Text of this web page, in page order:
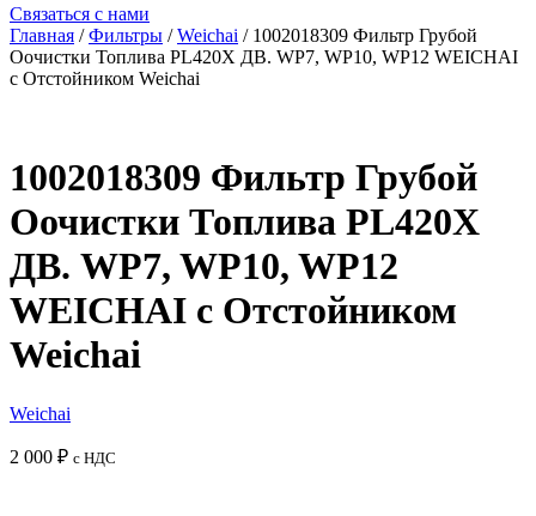
Связаться с нами
Главная /Фильтры /Weichai / 1002018309 Фильтр Грубой
Оочистки Топлива PL420X ДВ. WP7, WP10, WP12 WEICHAI
с Отстойником Weichai
1002018309 Фильтр Грубой
Оочистки Топлива PL420X
ДВ. WP7, WP10, WP12
WEICHAI с Отстойником
Weichai
Weichai
2 000 ₽ с НДС